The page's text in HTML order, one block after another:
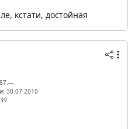
кстати, достойная
30.07.2010